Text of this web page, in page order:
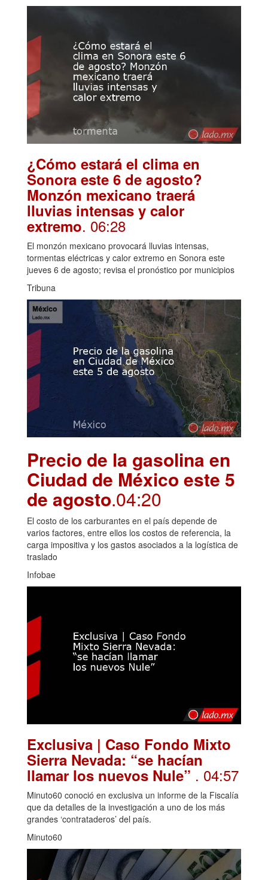
¿Cómo estará el clima en
Sonora este 6 de agosto?
Monzón mexicano traerá
lluvias intensas y calor
extremo. 06:28
El monzón mexicano provocará lluvias intensas,
tormentas eléctricas y calor extremo en Sonora este
jueves 6 de agosto; revisa el pronóstico por municipios
Tribuna
Precio de la gasolina en
Ciudad de México este 5
de agosto.04:20
El costo de los carburantes en el país depende de
varios factores, entre ellos los costos de referencia, la
carga impositiva y los gastos asociados a la logística de
traslado
Infobae
Exclusiva | Caso Fondo Mixto
Sierra Nevada: “se hacían
llamar los nuevos Nule” . 04:57
Minuto60 conoció en exclusiva un informe de la Fiscalía
que da detalles de la investigación a uno de los más
grandes ‘contrataderos’ del país.
Minuto60